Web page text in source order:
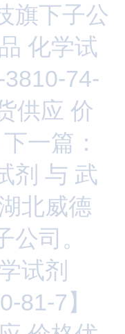
旗下子公
化学试
74-
供应 价
下一篇：
剂 与 武
北威德
司。
试剂
81-7】